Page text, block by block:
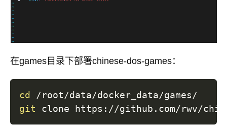
在games目录下部署chinese-dos-games：
cd
git